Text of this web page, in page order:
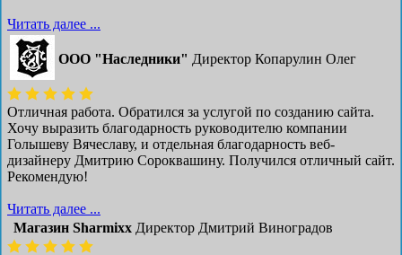
Читать далее ...
ООО "Наследники" Директор Копарулин Олег
Отличная работа. Обратился за услугой по созданию сайта.
Хочу выразить благодарность руководителю компании
Голышеву Вячеславу, и отдельная благодарность веб-
дизайнеру Дмитрию Сороквашину. Получился отличный сайт.
Рекомендую!
Читать далее ...
Магазин Sharmixx Директор Дмитрий Виноградов